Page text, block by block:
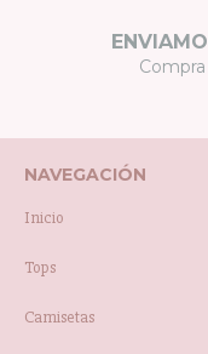
NAVEGACIÓN
Inicio
Tops
Camisetas